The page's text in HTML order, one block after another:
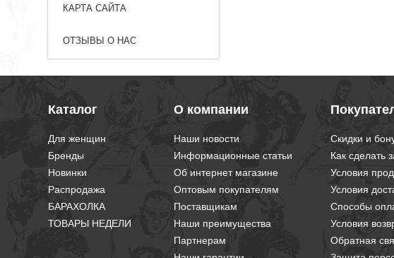
КАРТА САЙТА
ОТЗЫВЫ О НАС
Каталог
Для женщин
Бренды
Новинки
Распродажа
БАРАХОЛКА
ТОВАРЫ НЕДЕЛИ
О компании
Наши новости
Информационные статьи
Об интернет магазине
Оптовым покупателям
Поставщикам
Наши преимущества
Партнерам
Скидки и
Как сделать
Условия
Условия
Способы
Условия
Обратная